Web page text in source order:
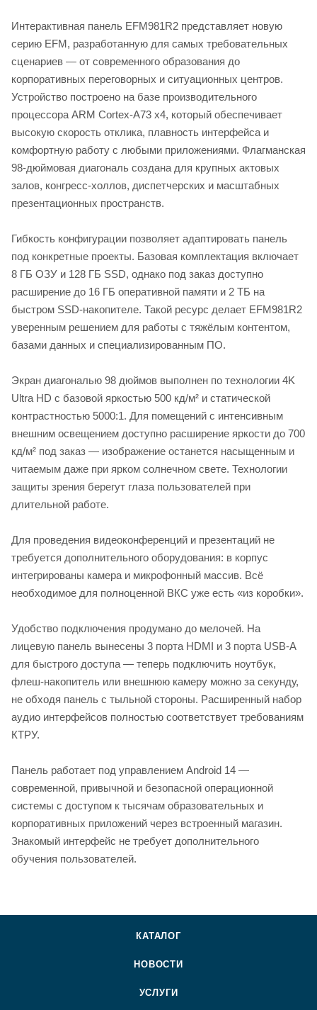
Интерактивная панель EFM981R2 представляет новую
серию EFM, разработанную для самых требовательных
сценариев — от современного образования до
корпоративных переговорных и ситуационных центров.
Устройство построено на базе производительного
процессора ARM Cortex-A73 x4, который обеспечивает
высокую скорость отклика, плавность интерфейса и
комфортную работу с любыми приложениями. Флагманская
98-дюймовая диагональ создана для крупных актовых
залов, конгресс-холлов, диспетчерских и масштабных
презентационных пространств.
Гибкость конфигурации позволяет адаптировать панель
под конкретные проекты. Базовая комплектация включает
8 ГБ ОЗУ и 128 ГБ SSD, однако под заказ доступно
расширение до 16 ГБ оперативной памяти и 2 ТБ на
быстром SSD-накопителе. Такой ресурс делает EFM981R2
уверенным решением для работы с тяжёлым контентом,
базами данных и специализированным ПО.
Экран диагональю 98 дюймов выполнен по технологии 4K
Ultra HD с базовой яркостью 500 кд/м² и статической
контрастностью 5000:1. Для помещений с интенсивным
внешним освещением доступно расширение яркости до 700
кд/м² под заказ — изображение останется насыщенным и
читаемым даже при ярком солнечном свете. Технологии
защиты зрения берегут глаза пользователей при
длительной работе.
Для проведения видеоконференций и презентаций не
требуется дополнительного оборудования: в корпус
интегрированы камера и микрофонный массив. Всё
необходимое для полноценной ВКС уже есть «из коробки».
Удобство подключения продумано до мелочей. На
лицевую панель вынесены 3 порта HDMI и 3 порта USB-A
для быстрого доступа — теперь подключить ноутбук,
флеш-накопитель или внешнюю камеру можно за секунду,
не обходя панель с тыльной стороны. Расширенный набор
аудио интерфейсов полностью соответствует требованиям
КТРУ.
Панель работает под управлением Android 14 —
современной, привычной и безопасной операционной
системы с доступом к тысячам образовательных и
корпоративных приложений через встроенный магазин.
Знакомый интерфейс не требует дополнительного
обучения пользователей.
КАТАЛОГ
НОВОСТИ
УСЛУГИ